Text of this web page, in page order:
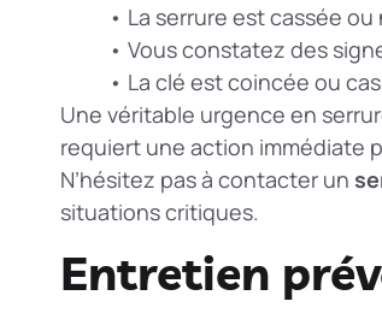
• La serrure est cassée
• Vous constatez des
• La clé est coincée ou
Une véritable urgence en
requiert une action immédiate
N’hésitez pas à contacter un
situations critiques.
Entretien